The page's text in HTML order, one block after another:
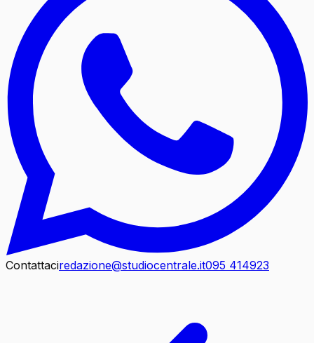
Contattaciredazione@studiocentrale.it095 414923